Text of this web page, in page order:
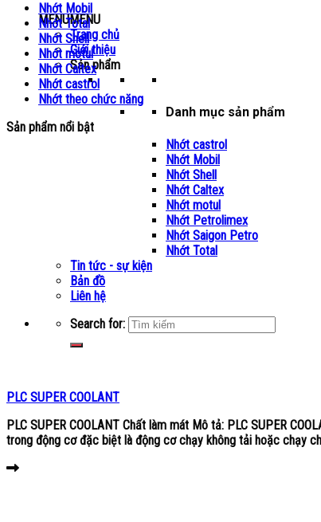
MENUMENU
Trang chủ
Giới thiệu
Sản phẩm
Danh mục sản phẩm
Nhớt castrol
Nhớt Mobil
Nhớt Shell
Nhớt Caltex
Nhớt motul
Nhớt Petrolimex
Nhớt Saigon Petro
Nhớt Total
Tin tức - sự kiện
Bản đồ
Liên hệ
Search for:
Nhớt Mobil
Nhớt Total
Nhớt Shell
Nhớt motul
Nhớt Caltex
Nhớt castrol
Nhớt theo chức năng
Sản phẩm nổi bật
PLC SUPER COOLANT
PLC SUPER COOLANT Chất làm mát Mô tả: PLC SUPER
trong động cơ đặc biệt là động cơ chạy không tải hoặc chạy